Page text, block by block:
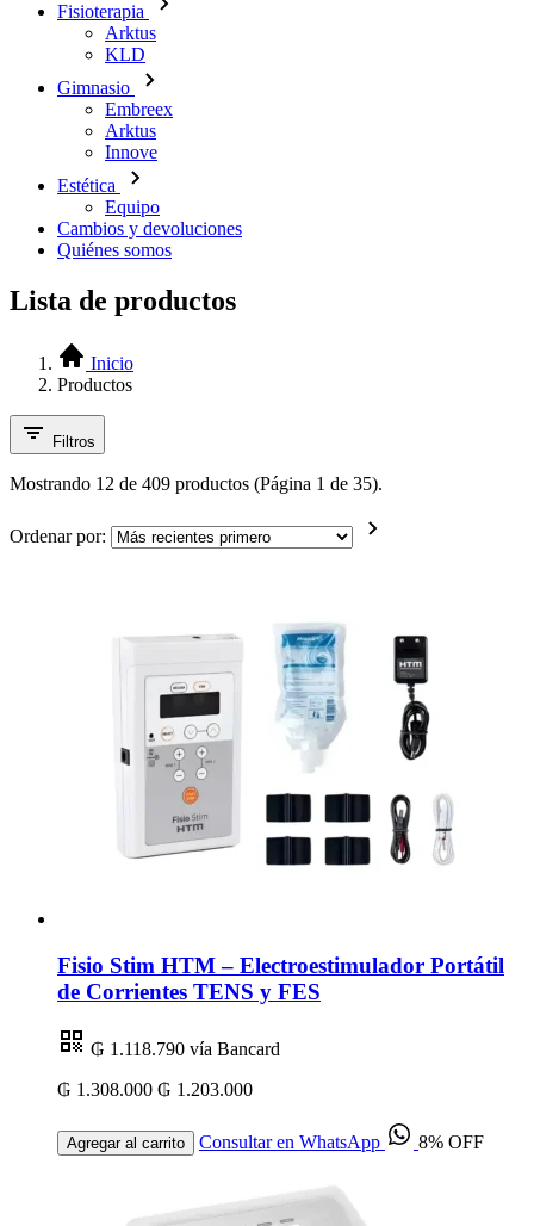
Fisioterapia
Arktus
KLD
Gimnasio
Embreex
Arktus
Innove
Estética
Equipo
Cambios y devoluciones
Quiénes somos
Lista de productos
Inicio
Productos
Filtros
Mostrando 12 de 409 productos (Página 1 de 35).
Ordenar por:
Fisio Stim HTM – Electroestimulador Portátil
de Corrientes TENS y FES
₲ 1.118.790 vía Bancard
₲ 1.308.000 ₲ 1.203.000
Agregar al carrito Consultar en WhatsApp 8% OFF